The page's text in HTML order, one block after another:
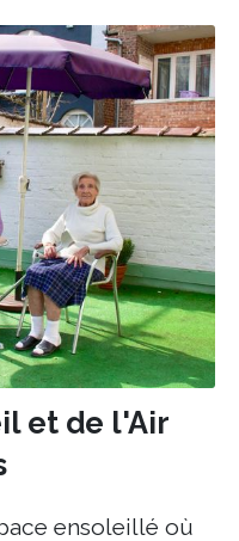
et de l'Air
ensoleillé où